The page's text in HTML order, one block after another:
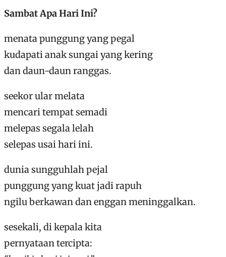
Sambat Apa Hari Ini?
menata punggung yang pegal
kudapati anak sungai yang kering
dan daun-daun ranggas.
seekor ular melata
mencari tempat semadi
melepas segala lelah
selepas usai hari ini.
dunia sungguhlah pejal
punggung yang kuat jadi rapuh
ngilu berkawan dan enggan meninggalkan.
sesekali, di kepala kita
pernyataan tercipta: